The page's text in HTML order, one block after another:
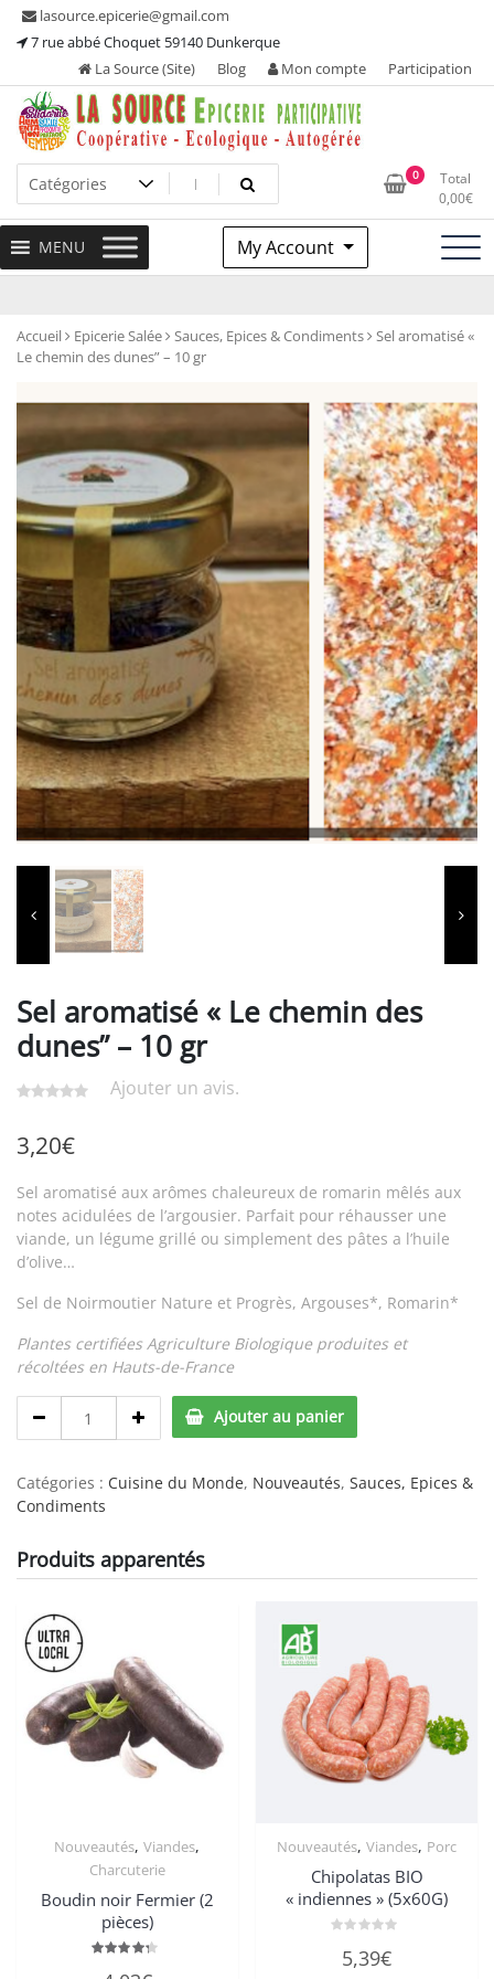
Skip lasource.epicerie@gmail.com
7 rue abbé Choquet 59140 Dunkerque
La Source (Site)
Blog Mon compte Participation
La Source – Epicerie
Participative
Ou tous les adhérents sont propriétaires et participent à la
maintenance de leur épicerie!
0
Total
0,00€
MENU My Account
Accueil Epicerie Salée Sauces, Epices & Condiments
Sel aromatisé «
Le chemin des dunes” – 10 gr
Sel aromatisé « Le chemin des
dunes” – 10 gr
Ajouter un avis.
3,20€
Sel aromatisé aux arômes chaleureux de romarin mêlés aux
notes acidulées de l’argousier. Parfait pour réhausser une
viande, un légume grillé ou simplement des pâtes a l’huile
d’olive…
Sel de Noirmoutier Nature et Progrès, Argouses*, Romarin*
Plantes certifiées Agriculture Biologique produites et
récoltées en Hauts-de-France
aromatisé
Le
chemin
dunes”
-
gr
quantity
Ajouter au panier
Catégories : Cuisine du Monde, Nouveautés, Sauces, Epices &
Condiments
Produits apparentés
Nouveautés,Viandes,
Charcuterie
Boudin noir Fermier (2
pièces)
Nouveautés,Viandes, Porc
Chipolatas BIO
« indiennes » (5x60G)
sur
5,39€